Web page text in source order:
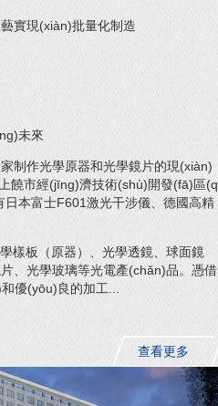
實現(xiàn)批量化制造
未來
制作光學原器和光學鏡片的現(xiàn)
饒市經(jīng)濟技術(shù)開發(fā)區(q
本富士F601激光干涉儀、德國高精
（原器）、光學透鏡、球面鏡
片、光學玻璃等光電產(chǎn)品。憑借
優(yōu)良的加工...
查看更多